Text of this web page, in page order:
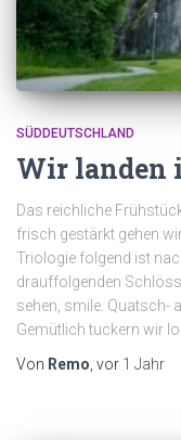
SÜDDEUTSCHLAND
Wir landen
Das reichliche
frisch gestärkt gehen
Triologie folgend ist
drauffolgenden
sehen, smile. Quatsch-
Gemütlich tuckern wir
Von Remo , vor 1 Jahr